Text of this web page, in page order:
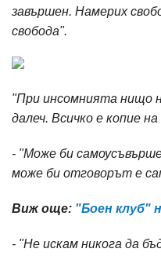
завършен. Намерих
свобода".
"При инсомнията нищо
далеч. Всичко е копие
- "Може би
може би отговорът е
Виж още: "Боен клуб"
- "Не искам никога да